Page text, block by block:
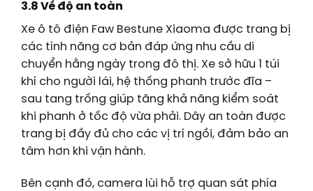
3.8 Về độ an toàn
Xe ô tô điện Faw Bestune Xiaoma được trang bị
các tính năng cơ bản đáp ứng nhu cầu di
chuyển hằng ngày trong đô thị. Xe sở hữu 1 túi
khí cho người lái, hệ thống phanh trước đĩa –
sau tang trống giúp tăng khả năng kiểm soát
khi phanh ở tốc độ vừa phải. Dây an toàn được
trang bị đầy đủ cho các vị trí ngồi, đảm bảo an
tâm hơn khi vận hành.
Bên cạnh đó, camera lùi hỗ trợ quan sát phía